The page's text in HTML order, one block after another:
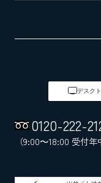
デスク
0120-222-
（9:00～18:00 受付年